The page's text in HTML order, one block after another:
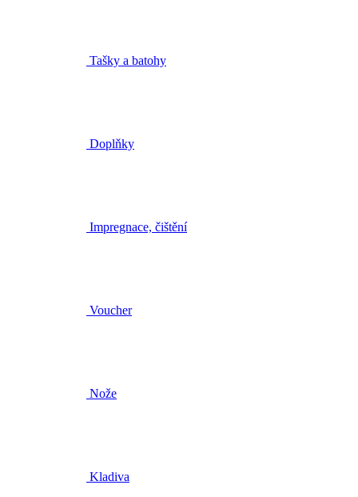
Tašky a batohy
Doplňky
Impregnace, čištění
Voucher
Nože
Kladiva